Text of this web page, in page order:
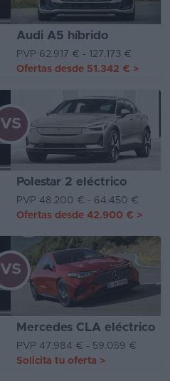
Audi A5 híbrido
PVP 62.917 € - 127.173 €
Ofertas desde 51.342 € >
Polestar 2 eléctrico
VS
PVP 48.200 € - 64.450 €
Ofertas desde 42.900 € >
Mercedes CLA eléctrico
VS
PVP 47.984 € - 59.059 €
Solicita tu oferta >